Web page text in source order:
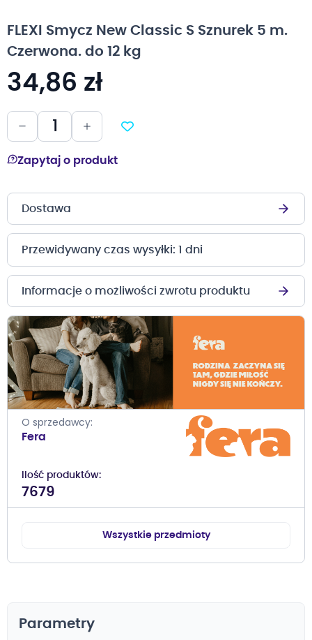
galerii
FLEXI Smycz New Classic S Sznurek 5 m.
Czerwona. do 12 kg
34,86 zł
Zapytaj o produkt
Dostawa
Przewidywany czas wysyłki: 1 dni
Informacje o możliwości zwrotu produktu
O sprzedawcy
Fera
Ilość produktów
7679
Wszystkie przedmioty
Parametry